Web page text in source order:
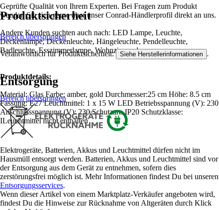
Geprüfte Qualität von Ihrem Experten. Bei Fragen zum Produkt
wenden Sie sich gerne über unser Conrad-Händlerprofil direkt an uns.
Andere Kunden suchten auch nach: LED Lampe, Leuchte,
Deckenlampe, Deckenleuchte, Hängeleuchte, Pendelleuchte,
Badleuchte, Esszimmerlampe, Wohnzimmerlampe
Produktdetails:
Material: Glas Farbe: amber, gold Durchmesser:25 cm Höhe: 8.5 cm
Fassung: E27 Leuchtmittel: 1 x 15 W LED Betriebsspannung (V): 230
Anschlussspannung (V): 230 Schutzart: IP20 Schutzklasse:
ILeuchtmittel nicht enthalten
Produktsicherheit
Bereich überspringen
Verantwortlich für Produktsicherheit: Siehe Herstellerinformationen .
Entsorgung
Bereich überspringen
Elektrogeräte, Batterien, Akkus und Leuchtmittel dürfen nicht im
Hausmüll entsorgt werden. Batterien, Akkus und Leuchtmittel sind vor
der Entsorgung aus dem Gerät zu entnehmen, sofern dies
zerstörungsfrei möglich ist. Mehr Informationen findest Du bei unseren
Entsorgungsservices.
Wenn dieser Artikel von einem Marktplatz-Verkäufer angeboten wird,
findest Du die Hinweise zur Rücknahme von Altgeräten durch Klick